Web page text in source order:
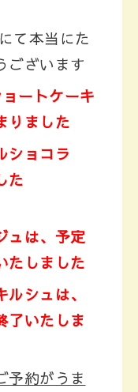
て本当にた
ございます
ートケーキ
りました
ショコラ
た
ュは、予定
たしました
シュは、
了いたしま
約がうま